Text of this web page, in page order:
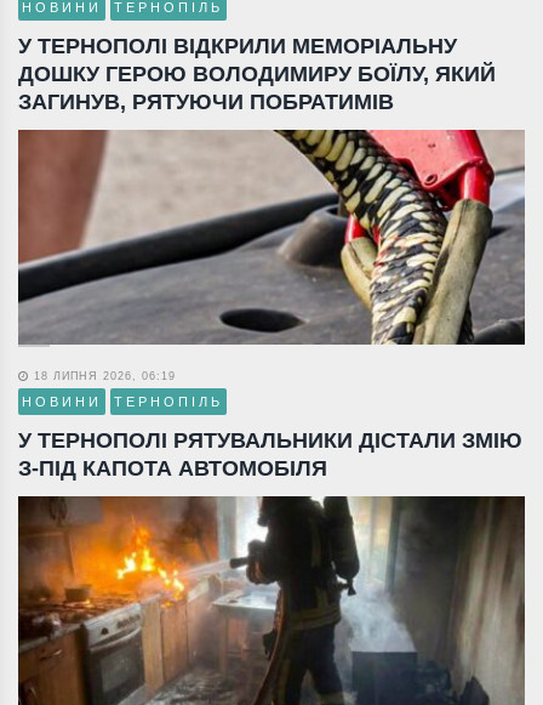
НОВИНИ ТЕРНОПІЛЬ
У ТЕРНОПОЛІ ВІДКРИЛИ МЕМОРІАЛЬНУ
ДОШКУ ГЕРОЮ ВОЛОДИМИРУ БОЇЛУ, ЯКИЙ
ЗАГИНУВ, РЯТУЮЧИ ПОБРАТИМІВ
18 ЛИПНЯ 2026, 06:19
НОВИНИ ТЕРНОПІЛЬ
У ТЕРНОПОЛІ РЯТУВАЛЬНИКИ ДІСТАЛИ ЗМІЮ
З-ПІД КАПОТА АВТОМОБІЛЯ